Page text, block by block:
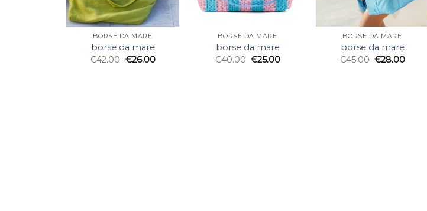
BORSE DA MARE
borse da mare
€42.00 €26.00
BORSE DA MARE
borse da mare
€40.00 €25.00
BORSE DA MARE
borse da mare
€45.00 €28.00